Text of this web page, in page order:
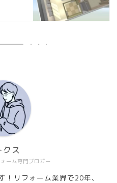
ーム専門ブロガー
クス
！リフォーム業界で20年、